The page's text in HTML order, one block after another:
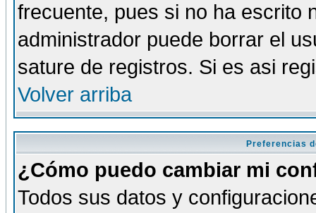
frecuente, pues si no ha escrito
administrador puede borrar el
sature de registros. Si es asi
Volver arriba
Preferencias
¿Cómo puedo cambiar mi
Todos sus datos y